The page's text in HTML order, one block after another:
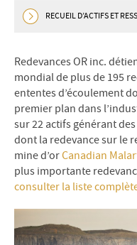
RECUEIL D’ACTIFS ET
Redevances OR inc.
mondial de plus de 195
ententes d’écoulement
premier plan dans
sur 22 actifs générant
dont la redevance sur le
mine d’orCanadian
plus importante
consulter la liste